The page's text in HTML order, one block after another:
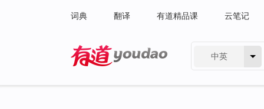
词典 翻译 有道精品课 云笔记
中英